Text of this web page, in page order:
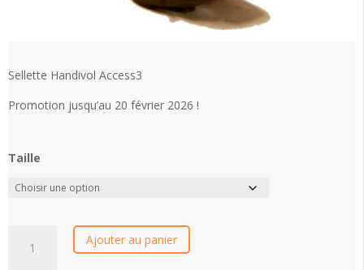
Sellette Handivol Access3
Promotion jusqu’au 20 février 2026 !
Taille
Ajouter au panier